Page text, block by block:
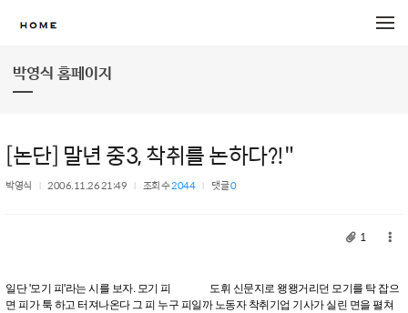
박영식 홈페이지
[논단] 말년 중3, 착취를 논하다?!"
박영식 2006.11.26 21:49 조회 수2044 댓글0
1
일단 '모기 피'라는 시를 보자. 모기 피 도휘 신문지로 왱왱거리던 모기를 탁 잡으
면 피가 툭 하고 터져나온다 그 피 누구 피일까 노동자 착취기업 기사가 실린 면을 펼쳐